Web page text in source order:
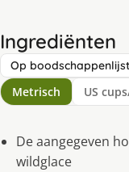
Ingrediënten
Op boodschappenlijst
Metrisch US
De aangegeven
wildglace